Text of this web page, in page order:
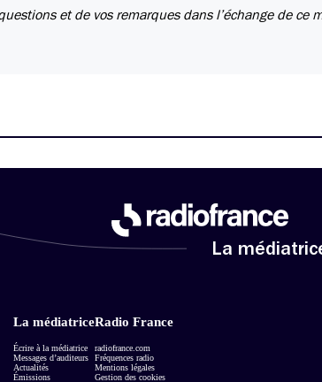
et de vos remarques dans l’échange de ce
La
La médiatrice
Écrire à la médiatrice
Messages d’auditeurs
Actualités
Émissions
Radio France
radiofrance.com
Fréquences radio
Mentions légales
Gestion des cookies